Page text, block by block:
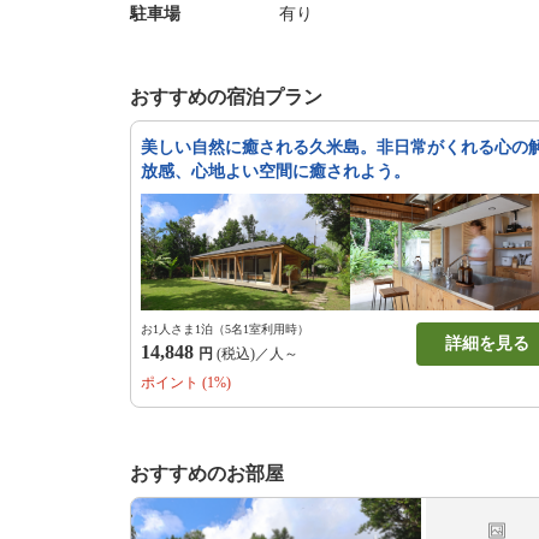
駐車場 有り
おすすめの宿泊プラン
美しい自然に癒される久米島。非日常がくれる心の
放感、心地よい空間に癒されよう。
お1人さま1泊（5名1室利用時）
14,848 円 (税込)／人～
詳細を見る
ポイント (1%)
おすすめのお部屋